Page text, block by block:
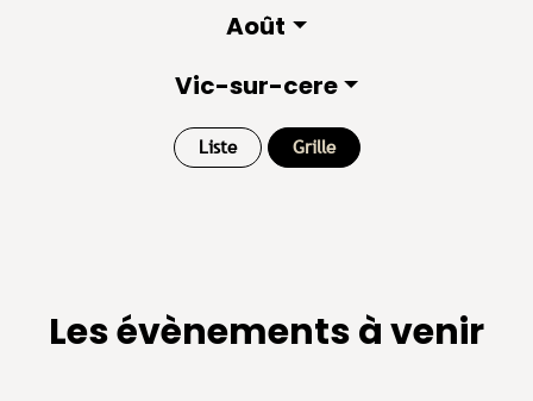
Août
Vic-sur-cere
Liste Grille
Les évènements à venir